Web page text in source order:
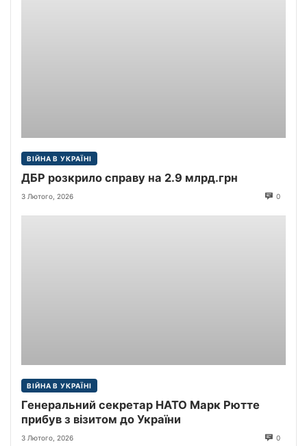
ВІЙНА В УКРАЇНІ
ДБР розкрило справу на 2.9 млрд.грн
3 Лютого, 2026 0
ВІЙНА В УКРАЇНІ
Генеральний секретар НАТО Марк Рютте
прибув з візитом до України
3 Лютого, 2026 0